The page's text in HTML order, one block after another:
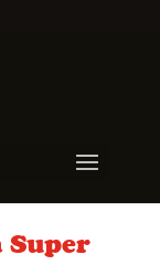
Super